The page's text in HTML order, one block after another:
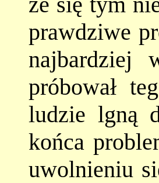
prawdziwe
najbardziej
próbował
ludzie lgną
końca
uwolnieniu